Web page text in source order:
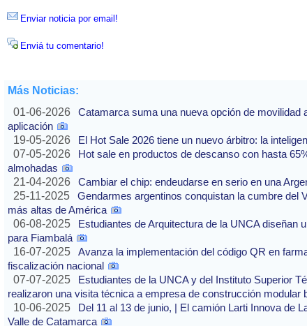
Enviar noticia por email!
Enviá tu comentario!
Más Noticias:
01-06-2026
Catamarca suma una nueva opción de movilidad
aplicación
19-05-2026
El Hot Sale 2026 tiene un nuevo árbitro: la
07-05-2026
Hot sale en productos de descanso con hasta
almohadas
21-04-2026
Cambiar el chip: endeudarse en serio en una
25-11-2025
Gendarmes argentinos conquistan la cumbre del
más altas de América
06-08-2025
Estudiantes de Arquitectura de la UNCA diseñan
para Fiambalá
16-07-2025
Avanza la implementación del código QR en
fiscalización nacional
07-07-2025
Estudiantes de la UNCA y del Instituto Superior
realizaron una visita técnica a empresa de construcción modular
10-06-2025
Del 11 al 13 de junio, | El camión Larti Innova de
Valle de Catamarca